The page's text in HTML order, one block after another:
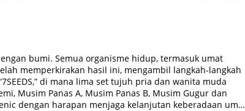
bumi. Semua organisme hidup, termasuk umat
memperkirakan hasil ini, mengambil langkah-langkah
di mana lima set tujuh pria dan wanita muda
Musim Panas A, Musim Panas B, Musim Gugur dan
dengan harapan menjaga kelanjutan keberadaan umat